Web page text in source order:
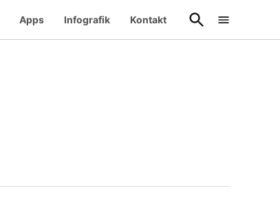
Apps Infografik Kontakt
Suche
öffnen